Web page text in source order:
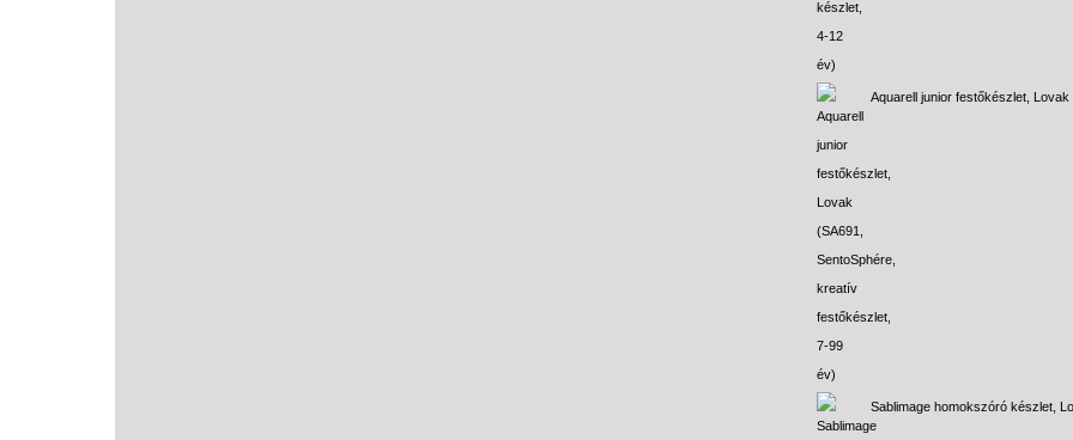
Aquarell junior festőkészlet, Lovak
Sablimage homokszóró készlet,